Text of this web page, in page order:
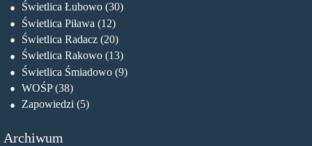
Świetlica Łubowo (30)
Świetlica Piława (12)
Świetlica Radacz (20)
Świetlica Rakowo (13)
Świetlica Śmiadowo (9)
WOŚP(38)
Zapowiedzi (5)
Archiwum